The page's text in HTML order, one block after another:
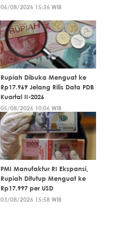
06/08/2026 15:36 WIB
Rupiah Dibuka Menguat ke
Rp17.969 Jelang Rilis Data PDB
Kuartal II-2026
05/08/2026 10:06 WIB
PMI Manufaktur RI Ekspansi,
Rupiah Ditutup Menguat ke
Rp17.997 per USD
03/08/2026 15:58 WIB